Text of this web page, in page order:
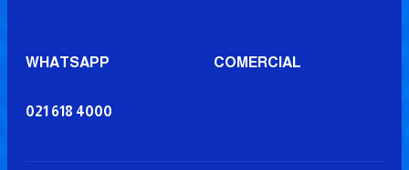
WHATSAPP COMERCIAL
021 618 4000